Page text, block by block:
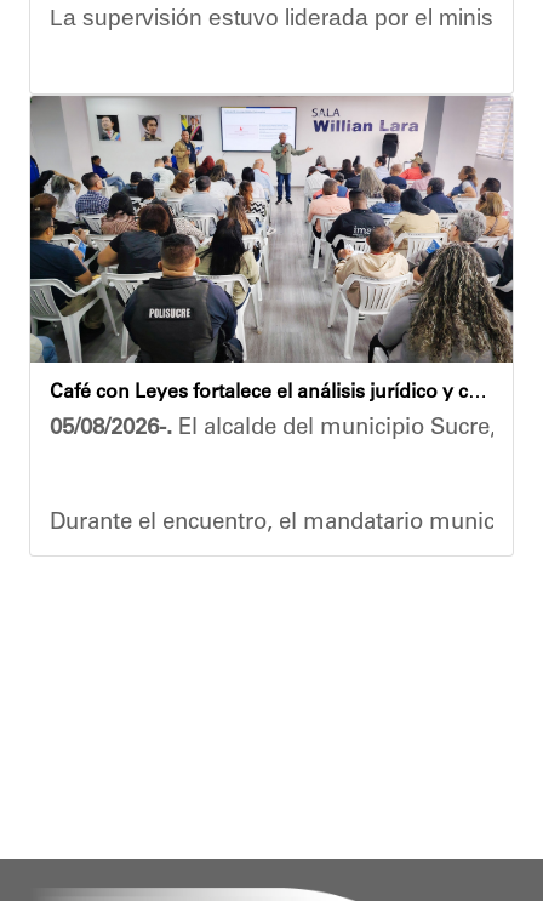
La supervisión estuvo liderada por el ministro
Las obras en ejecución contemplan la pintura
El alcalde Diógenes Lara expresó sus
"Damos las gracias por esta recuperación en
​Por su parte, el gobernador del estado
​"Tenemos un desafío en todo el estado
Finalmente, el ministro de Educación, Héctor
Esta jornada ratifica el esfuerzo articulado
Café con Leyes fortalece el análisis jurídico y constitucional en el municipio Sucre
05/08/2026-. El alcalde del municipio Sucre,
Durante el encuentro, el mandatario
Oskarina Rosso.